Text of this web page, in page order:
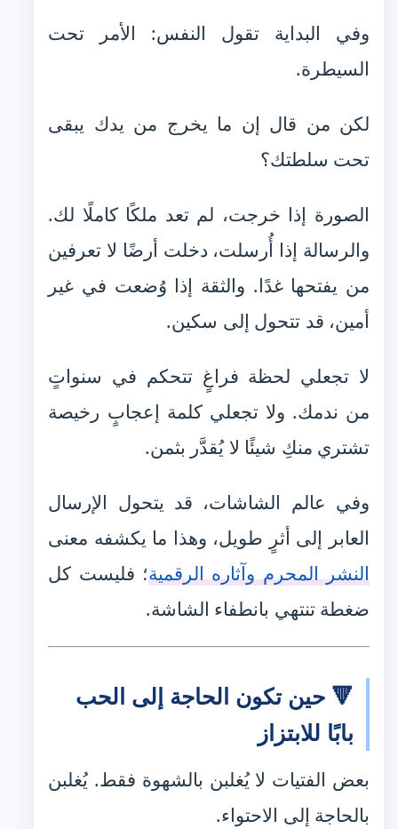
وفي البداية تقول النفس: الأمر تحت
السيطرة.
لكن من قال إن ما يخرج من يدك يبقى
تحت سلطتك؟
الصورة إذا خرجت، لم تعد ملكًا كاملًا لك.
والرسالة إذا أُرسلت، دخلت أرضًا لا تعرفين
من يفتحها غدًا. والثقة إذا وُضعت في غير
أمين، قد تتحول إلى سكين.
لا تجعلي لحظة فراغٍ تتحكم في سنواتٍ
من ندمك. ولا تجعلي كلمة إعجابٍ رخيصة
تشتري منكِ شيئًا لا يُقدَّر بثمن.
وفي عالم الشاشات، قد يتحول الإرسال
العابر إلى أثرٍ طويل، وهذا ما يكشفه معنى
النشر المحرم وآثاره الرقمية؛ فليست كل
ضغطة تنتهي بانطفاء الشاشة.
🔻 حين تكون الحاجة إلى الحب
بابًا للابتزاز
بعض الفتيات لا يُغلبن بالشهوة فقط. يُغلبن
بالحاجة إلى الاحتواء.